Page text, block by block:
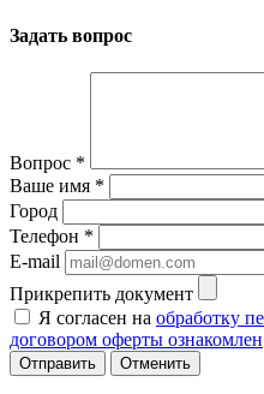
Задать вопрос
Вопрос *
Ваше имя *
Город
Телефон *
E-mail
Прикрепить документ
Я согласен на обработку
договором оферты ознакомлен
Отменить